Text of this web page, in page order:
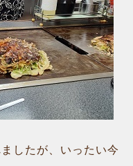
したが、いったい今